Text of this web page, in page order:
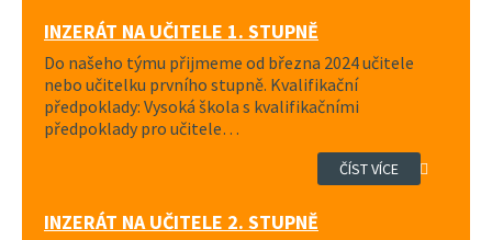
INZERÁT NA UČITELE 1. STUPNĚ
Do našeho týmu přijmeme od března 2024 učitele
nebo učitelku prvního stupně. Kvalifikační
předpoklady: Vysoká škola s kvalifikačními
předpoklady pro učitele…
ČÍST VÍCE
INZERÁT NA UČITELE 2. STUPNĚ